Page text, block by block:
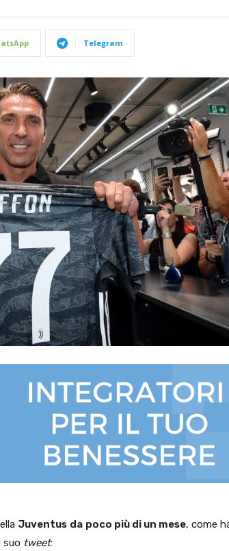
Telegram
Juventus da poco più di un mese, come
tweet: